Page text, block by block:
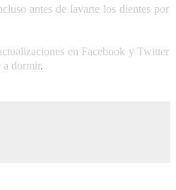
antes de lavarte los dientes por
en Facebook y Twitter
a dormir.